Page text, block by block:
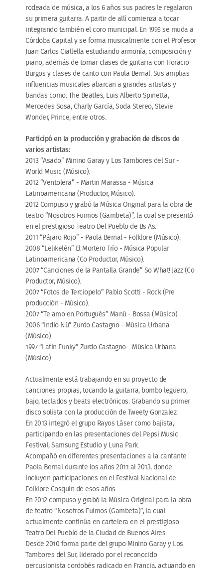
rodeada de música, a los 6 años sus padres le regalaron
su primera guitarra. A partir de allí comienza a tocar
integrando también el coro municipal. En 1995 se muda a
Córdoba Capital y se forma musicalmente con el Profesor
Juan Carlos Ciallella estudiando armonía, composición y
piano, además de tomar clases de guitarra con Horacio
Burgos y clases de canto con Paola Bernal. Sus amplias
influencias musicales abarcan a grandes artistas y
bandas como: The Beatles, Luis Alberto Spinetta,
Mercedes Sosa, Charly García, Soda Stereo, Stevie
Wonder, Prince, entre otros.
Participó en la producción y grabación de discos de
varios artistas:
2013 “Asado” Minino Garay y Los Tambores del Sur -
World Music (Músico).
2012 “Ventolera” - Martin Marassa - Música
Latinoamericana (Productor, Músico).
2012 Compuso y grabó la Música Original para la obra de
teatro “Nosotros Fuimos (Gambeta)”, la cual se presentó
en el prestigioso Teatro Del Pueblo de Bs As.
2011 “Pájaro Rojo” - Paola Bernal - Folklore (Músico).
2008 “Lelikelén” El Mortero Trío - Música Popular
Latinoamericana (Co Productor, Músico).
2007 “Canciones de la Pantalla Grande” So What! Jazz (Co
Productor, Músico).
2007 “Fotos de Terciopelo” Pablo Scotti - Rock (Pre
producción - Músico).
2007 “Te amo en Portugués” Manú - Bossa (Músico).
2006 “Indio Nü” Zurdo Castagno - Música Urbana
(Músico).
1997 “Latin Funky” Zurdo Castagno - Música Urbana
(Músico).
Actualmente está trabajando en su proyecto de
canciones propias, tocando la guitarra, bombo legüero,
bajo, teclados y beats electrónicos. Grabando su primer
disco solista con la producción de Tweety Gonzalez.
En 2013 integró el grupo Rayos Láser como bajista,
participando en las presentaciones del Pepsi Music
Festival, Samsung Estudio y Luna Park.
Acompañó en diferentes presentaciones a la cantante
Paola Bernal durante los años 2011 al 2013, donde
incluyen participaciones en el Festival Nacional de
Folklore Cosquín de esos años.
En 2012 compuso y grabó la Música Original para la obra
de teatro “Nosotros Fuimos (Gambeta)”, la cual
actualmente continúa en cartelera en el prestigioso
Teatro Del Pueblo de la Ciudad de Buenos Aires.
Desde 2010 forma parte del grupo Minino Garay y Los
Tambores del Sur, liderado por el reconocido